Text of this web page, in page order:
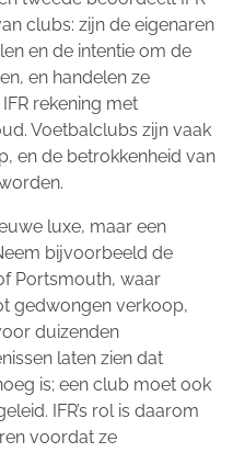
clubs: zijn de eigenaren
en de intentie om de
en handelen ze
rekening met
Voetbalclubs zijn vaak
en de betrokkenheid van
luxe, maar een
bijvoorbeeld de
Portsmouth, waar
gedwongen verkoop,
duizenden
laten zien dat
is; een club moet ook
IFR’s rol is daarom
voordat ze